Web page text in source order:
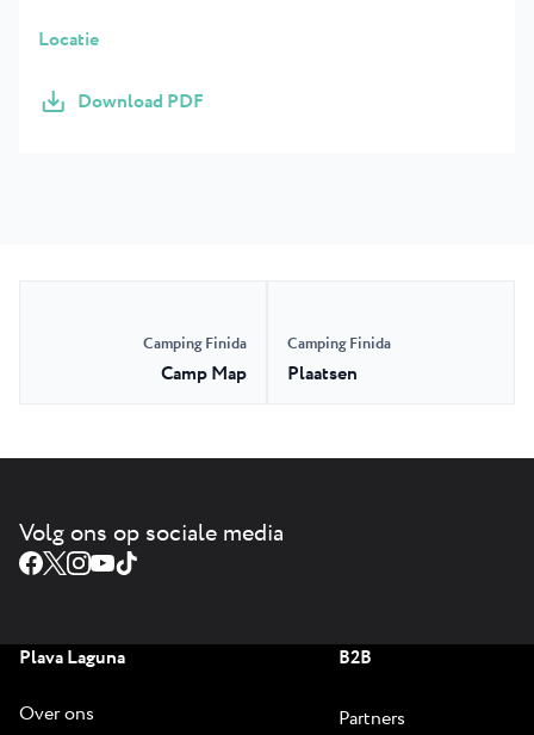
Locatie
Download PDF
Camping Finida
Camp Map
Camping Finida
Plaatsen
Volg ons op sociale media
Plava Laguna
Over ons
B2B
Partners